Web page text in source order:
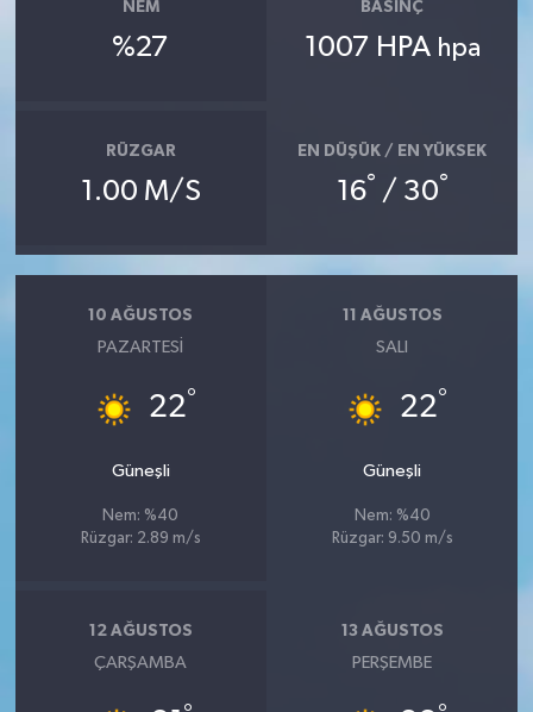
NEM
%27
BASINÇ
1007 HPA hpa
RÜZGAR
1.00 M/S
EN DÜŞÜK / EN YÜKSEK
16° / 30°
10 AĞUSTOS
PAZARTESI
22°
Güneşli
Nem: %40
Rüzgar: 2.89 m/s
11 AĞUSTOS
SALI
22°
Güneşli
Nem: %40
Rüzgar: 9.50 m/s
12 AĞUSTOS
ÇARŞAMBA
13 AĞUSTOS
PERŞEMBE